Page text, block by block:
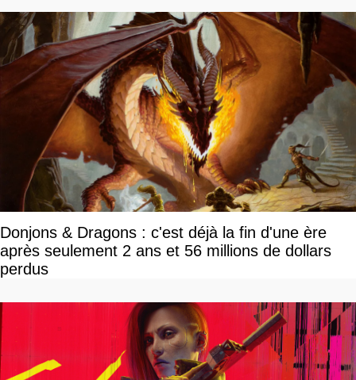
Donjons & Dragons : c'est déjà la fin d'une ère
après seulement 2 ans et 56 millions de dollars
perdus